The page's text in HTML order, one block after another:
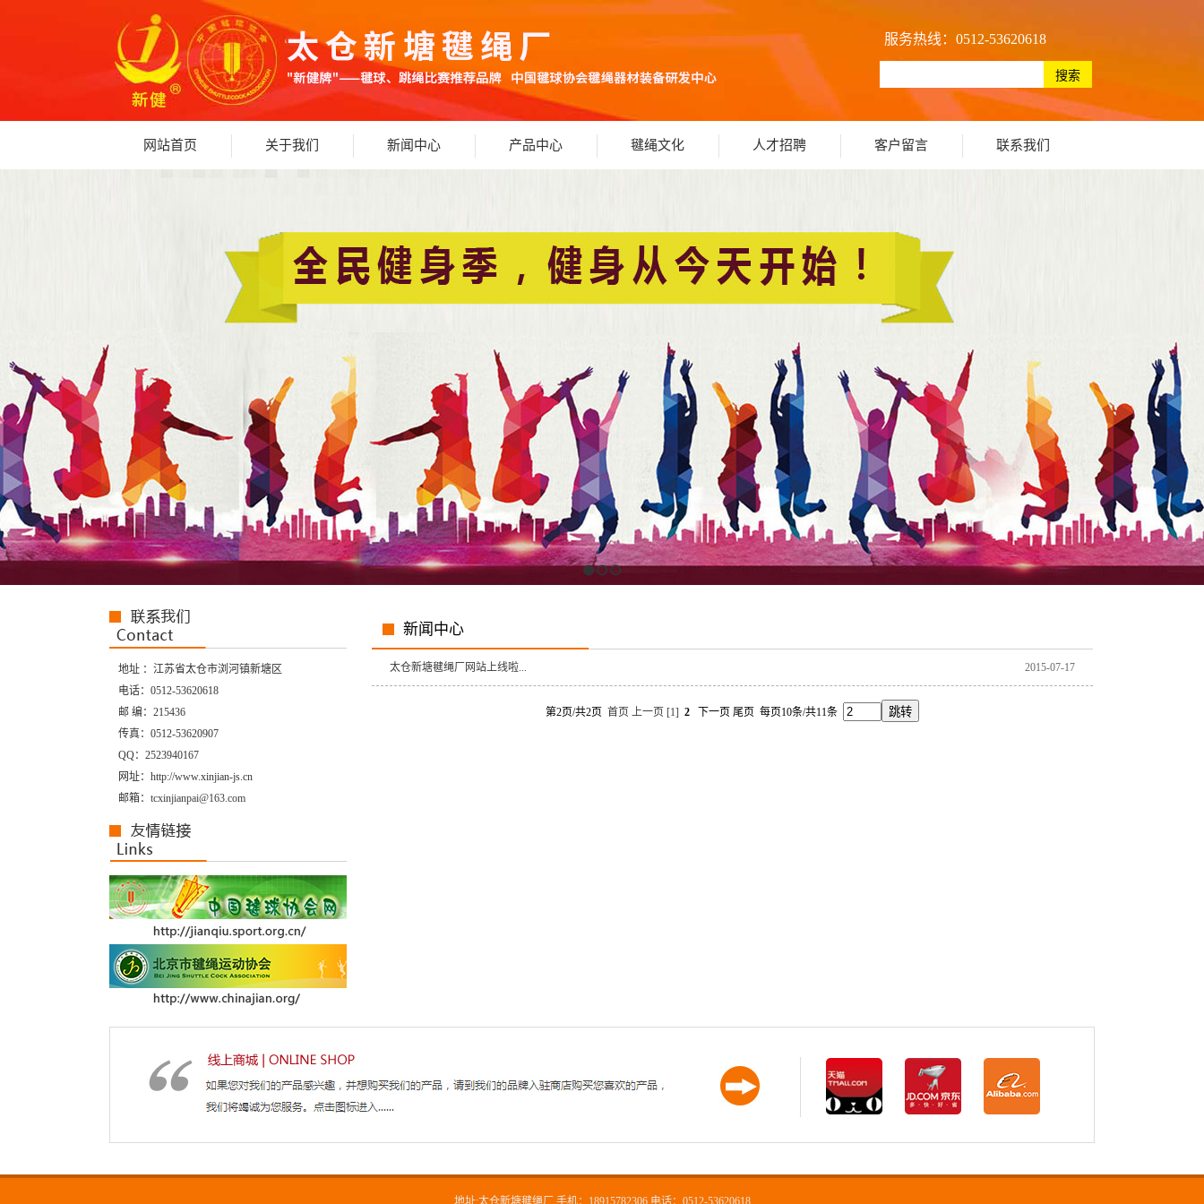
服务热线：0512-53620618
网站首页 关于我们 新闻中心 产品中心 毽绳文化 人才招聘 客户留言 联系我们
1 2 3
地址 ：江苏省太仓市浏河镇新塘区
电话：0512-53620618
邮 编：215436
传真：0512-53620907
QQ：2523940167
网址：http://www.xinjian-js.cn
邮箱： tcxinjianpai@163.com
新闻中心
太仓新塘毽绳厂网站上线啦... 2015-07-17
第2页/共2页 首页 上一页 [1] 2 下一页 尾页 每页10条/共11条
地址:太仓新塘毽绳厂 手机：18915782306 电话：0512-53620618